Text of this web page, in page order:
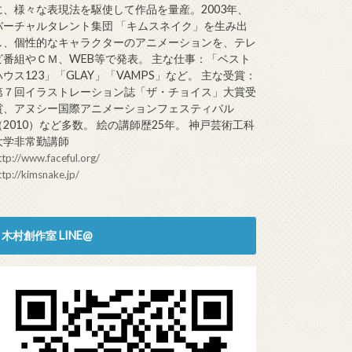
、様々な表現法を駆使して作品を量産。2003年、
ーチャルタレント集団 「キムスネイク」を生み出
、個性的なキャラクターのアニメーションを、テレ
番組やＣＭ、WEB等で発表。 主な仕事：「ベスト
ウス123」「GLAY」「VAMPS」など。 主な受賞：
７回イラストレーション誌「ザ・チョイス」大賞受
、アヌシー国際アニメーションフェスティバル
2010）など多数。 絵の講師歴25年。 神戸芸術工科
学非常勤講師
www.faceful.org/
kimsnake.jp/
木村創作室 LINE@